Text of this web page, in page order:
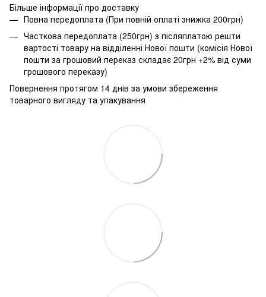
Більше інформації про доставку
Повна передоплата (При повній оплаті знижка 200грн)
Часткова передоплата (250грн) з післяплатою решти
вартості товару на відділенні Нової пошти (комісія Нової
пошти за грошовий переказ складає 20грн +2% від суми
грошового переказу)
Повернення протягом 14 днів за умови збереження
товарного вигляду та упакування